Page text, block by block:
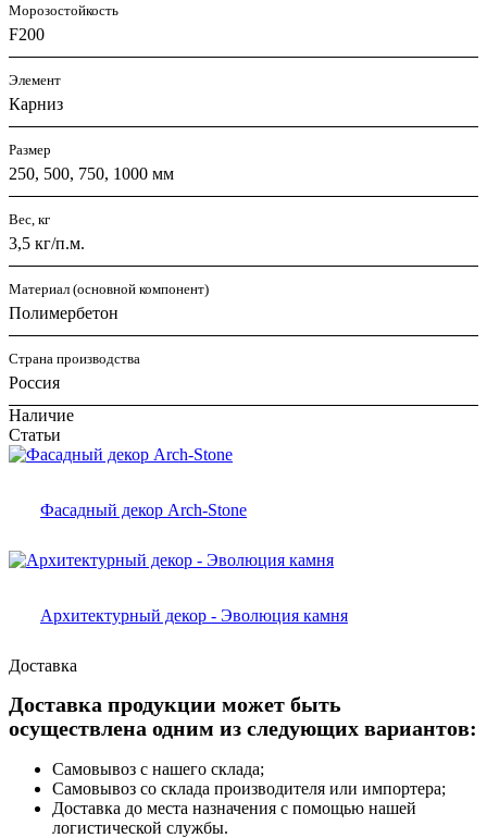
Морозостойкость
F200
Элемент
Карниз
Размер
250, 500, 750, 1000 мм
Вес, кг
3,5 кг/п.м.
Материал (основной компонент)
Полимербетон
Страна производства
Россия
Наличие
Статьи
Фасадный декор Arch-Stone
Архитектурный декор - Эволюция камня
Доставка
Доставка продукции может быть
осуществлена одним из следующих вариантов:
Самовывоз с нашего склада;
Самовывоз со склада производителя или импортера;
Доставка до места назначения с помощью нашей
логистической службы.